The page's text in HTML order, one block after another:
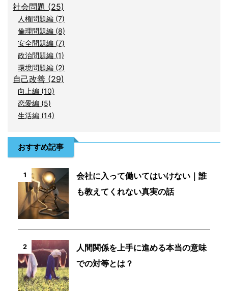
社会問題 (25)
人権問題編 (7)
倫理問題編 (8)
安全問題編 (7)
政治問題編 (1)
環境問題編 (2)
自己改善 (29)
向上編 (10)
恋愛編 (5)
生活編 (14)
おすすめ記事
1
会社に入って働いてはいけない｜誰
も教えてくれない真実の話
2
人間関係を上手に進める本当の意味
での対等とは？